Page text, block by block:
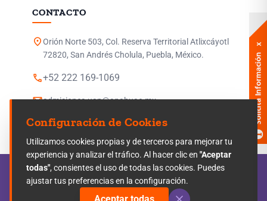
CONTACTO
location_onOrión Norte 503, Col. Reserva Territorial Atlixcáyotl
72820, San Andrés Cholula, Puebla, México.
phone+52 222 169-1069
mailadmisiones.uap@anahuac.mx
© 2026 Universidad Anáhuac Puebla. Todos los
derechos reservados.
Configuración de Cookies
Utilizamos cookies propias y de terceros para mejorar tu
experiencia y analizar el tráfico. Al hacer clic en "Aceptar
todas", consientes el uso de todas las cookies. Puedes
ajustar tus preferencias en la configuración.